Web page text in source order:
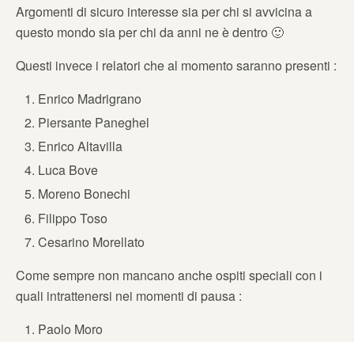
Argomenti di sicuro interesse sia per chi si avvicina a
questo mondo sia per chi da anni ne è dentro 🙂
Questi invece i relatori che al momento saranno presenti :
Enrico Madrigrano
Piersante Paneghel
Enrico Altavilla
Luca Bove
Moreno Bonechi
Filippo Toso
Cesarino Morellato
Come sempre non mancano anche ospiti speciali con i
quali intrattenersi nei momenti di pausa :
Paolo Moro